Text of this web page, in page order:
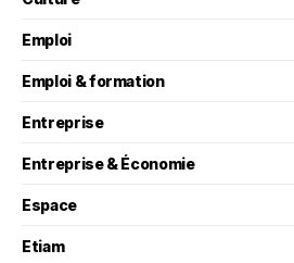
Emploi
Emploi & formation
Entreprise
Entreprise & Économie
Espace
Etiam